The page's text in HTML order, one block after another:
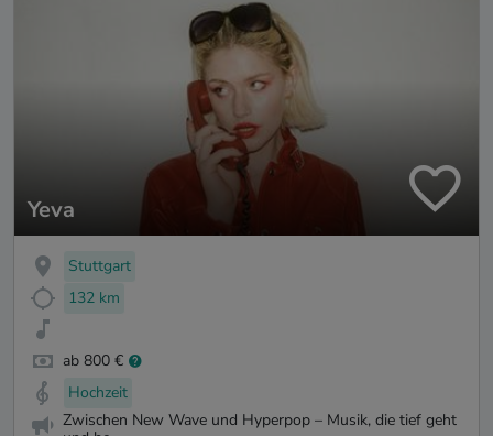
Yeva
Stuttgart
132 km
ab 800 €
Hochzeit
Zwischen New Wave und Hyperpop – Musik, die tief geht